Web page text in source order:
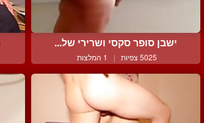
ישבן סופר סקסי ושרירי של...
5025 צפיות | 1 המלצות